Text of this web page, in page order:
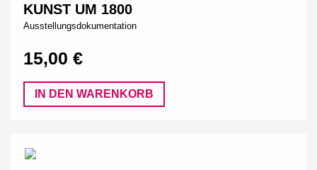
KUNST UM 1800
Ausstellungsdokumentation
15,00 €
IN DEN WARENKORB